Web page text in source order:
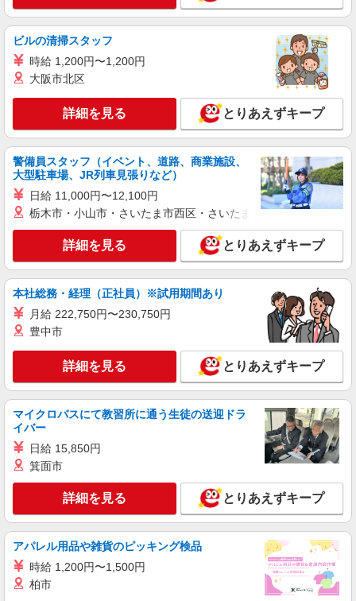
ビルの清掃スタッフ
時給 1,200円〜1,200円
大阪市北区
詳細を見る とりあえずキープ
警備員スタッフ（イベント、道路、商業施設、
大型駐車場、JR列車見張りなど）
日給 11,000円〜12,100円
栃木市・小山市・さいたま市西区・さいたま市岩槻区・久喜市・
詳細を見る とりあえずキープ
本社総務・経理（正社員）※試用期間あり
月給 222,750円〜230,750円
豊中市
詳細を見る とりあえずキープ
マイクロバスにて教習所に通う生徒の送迎ドラ
イバー
日給 15,850円
箕面市
詳細を見る とりあえずキープ
アパレル用品や雑貨のピッキング検品
時給 1,200円〜1,500円
柏市